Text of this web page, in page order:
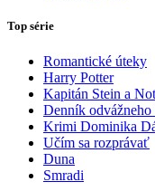
Top série
Romantické úteky
Harry Potter
Kapitán Stein a
Denník odvážneho
Krimi Dominika
Učím sa rozprávať
Duna
Smradi